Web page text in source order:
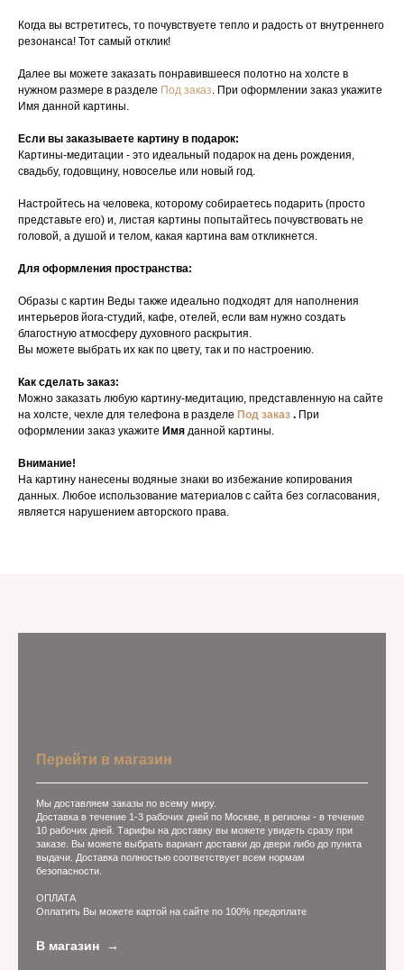
Когда вы встретитесь, то почувствуете тепло и радость от внутреннего
резонанса! Тот самый отклик!
Далее вы можете заказать понравившееся полотно на холсте в
нужном размере в разделе Под заказ. При оформлении заказ укажите
Имя данной картины.
Если вы заказываете картину в подарок:
Картины-медитации - это идеальный подарок на день рождения,
свадьбу, годовщину, новоселье или новый год.
Настройтесь на человека, которому собираетесь подарить (просто
представьте его) и, листая картины попытайтесь почувствовать не
головой, а душой и телом, какая картина вам откликнется.
Для оформления пространства:
Образы с картин Веды также идеально подходят для наполнения
интерьеров йога-студий, кафе, отелей, если вам нужно создать
благостную атмосферу духовного раскрытия.
Вы можете выбрать их как по цвету, так и по настроению.
Как сделать заказ:
Можно заказать любую картину-медитацию, представленную на сайте
на холсте, чехле для телефона в разделе Под заказ . При
оформлении заказ укажите Имя данной картины.
Внимание!
На картину нанесены водяные знаки во избежание копирования
данных. Любое использование материалов с сайта без согласования,
является нарушением авторского права.
Перейти в магазин
Мы доставляем заказы по всему миру.
Доставка в течение 1-3 рабочих дней по Москве, в регионы - в течение
10 рабочих дней. Тарифы на доставку вы можете увидеть сразу при
заказе. Вы можете выбрать вариант доставки до двери либо до пункта
выдачи. Доставка полностью соответствует всем нормам
безопасности.
ОПЛАТА
Оплатить Вы можете картой на сайте по 100% предоплате
В магазин